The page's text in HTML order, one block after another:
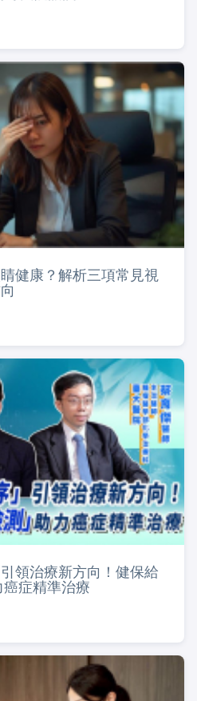
健康？解析三項常見視
領治療新方向！健保給
症精準治療